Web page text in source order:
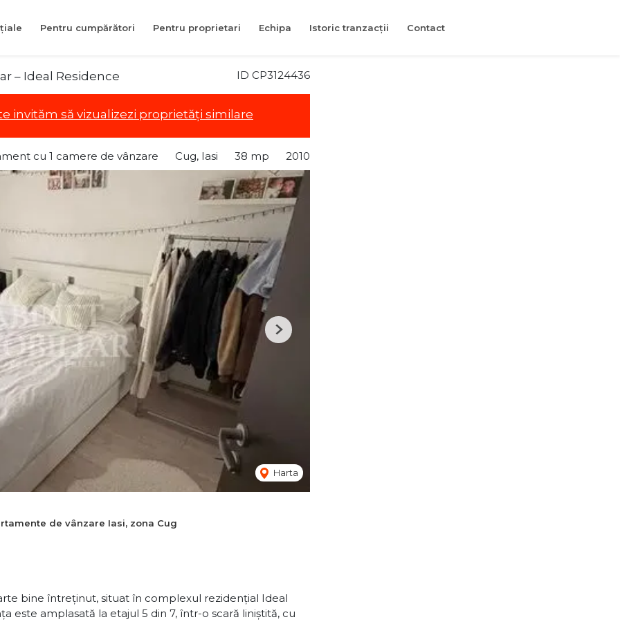
Pentru cumpărători Pentru proprietari Echipa Istoric tranzacții Contact
ID CP3124436
– Ideal Residence
invităm să vizualizezi proprietăți similare
cu 1 camere de vânzare Cug, Iasi 38 mp 2010
Harta
Next
de vânzare Iasi, zona Cug
bine întreținut, situat în complexul rezidențial Ideal
este amplasată la etajul 5 din 7, într-o scară liniștită, cu